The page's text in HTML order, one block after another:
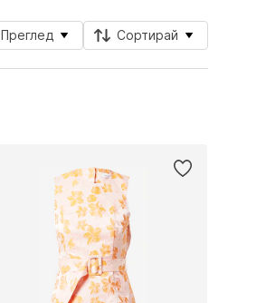
Преглед Сортирай